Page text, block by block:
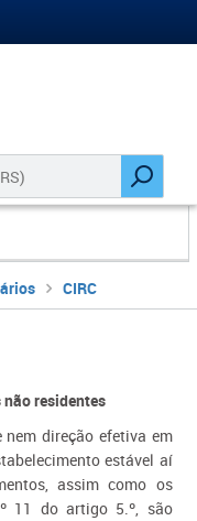
CIRC
não residentes
nem direção efetiva em
estável aí
assim como os
11 do artigo 5.º, são